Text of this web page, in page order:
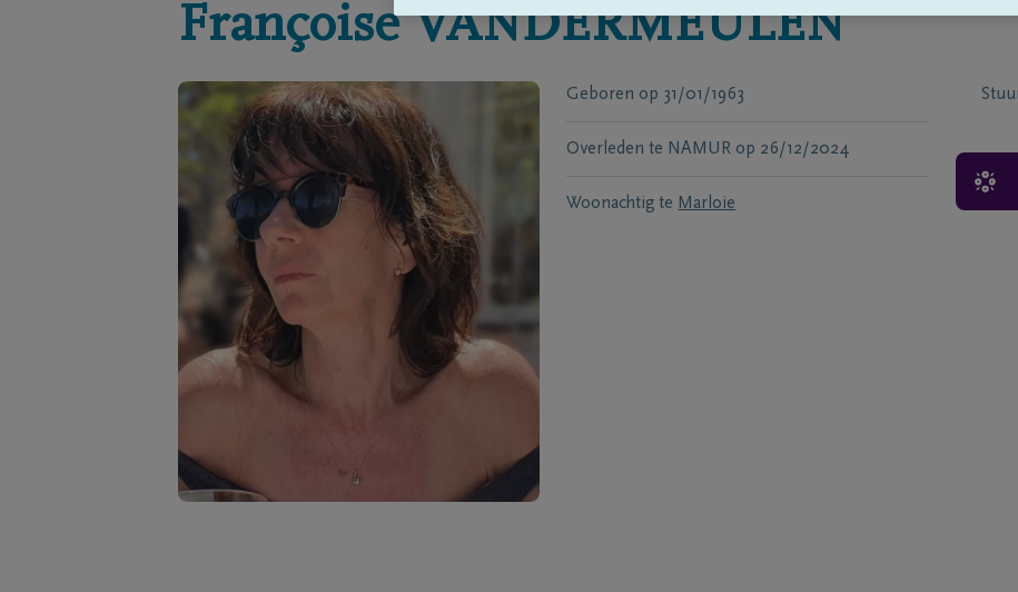
Françoise VANDERMEULEN
Geboren op 31/01/1963
Overleden te NAMUR op 26/12/2024
Woonachtig te Marloie